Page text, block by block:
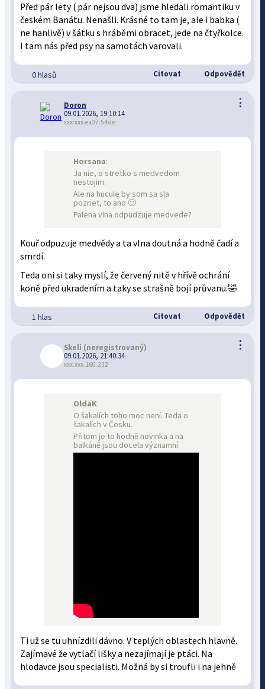
Před pár lety ( pár nejsou dva) jsme hledali romantiku v
českém Banátu. Nenašli. Krásné to tam je, ale i babka (
ne hanlivě) v šátku s hráběmi obracet, jede na čtyřkolce.
I tam nás před psy na samotách varovali.
0 hlasů Citovat Odpovědět
⋮
Doron
09.01.2026, 19:10:14
xxx:xxx.ea07:54de
Horsana:
Ja nie, o stretko s medvedom
nestojim.
Ale na hucule by som sa sla
pozriet, to ano 🙂
Palena vlna odpudzuje medvede?
Kouř odpuzuje medvědy a ta vlna doutná a hodně čadí a
smrdí.
Teda oni si taky myslí, že červený nitě v hřívě ochrání
koně před ukradením a taky se strašně bojí průvanu.🤣
1 hlas Citovat Odpovědět
⋮
Skeli (neregistrovaný)
09.01.2026, 21:40:34
xxx.xxx.160.232
OldaK:
O šakalích toho moc není. Teda o
šakalích v Česku.
Přitom je to hodně novinka a na
balkáně jsou docela významní.
Ti už se tu uhnízdili dávno. V teplých oblastech hlavně.
Zajímavé že vytlačí lišky a nezajímají je ptáci. Na
hlodavce jsou specialisti. Možná by si troufli i na jehně